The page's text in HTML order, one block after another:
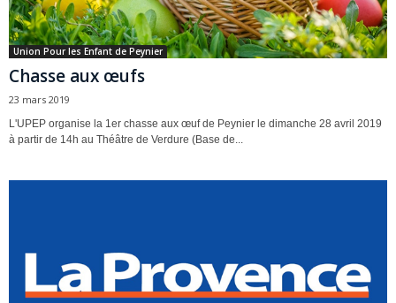
Union Pour les Enfant de Peynier
Chasse aux œufs
23 mars 2019
L'UPEP organise la 1er chasse aux œuf de Peynier le dimanche 28 avril 2019
à partir de 14h au Théâtre de Verdure (Base de...